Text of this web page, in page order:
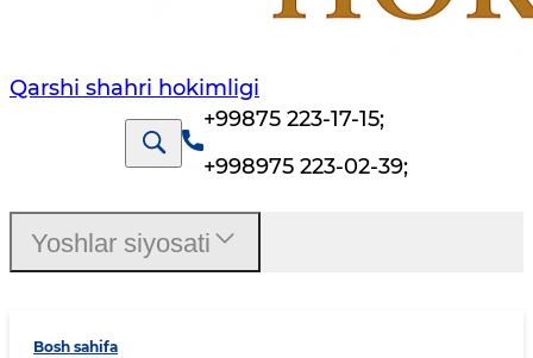
Qarshi shahri hokimligi
+99875 223-17-15;
+998975 223-02-39;
Bosh sahifa
Yoshlar siyosati